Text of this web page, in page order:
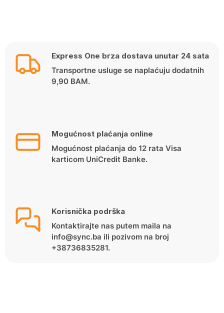
Express One brza dostava unutar 24 sata
Transportne usluge se naplaćuju dodatnih
9,90 BAM.
Mogućnost plaćanja online
Mogućnost plaćanja do 12 rata Visa
karticom UniCredit Banke.
Korisnička podrška
Kontaktirajte nas putem maila na
info@sync.ba ili pozivom na broj
+38736835281.